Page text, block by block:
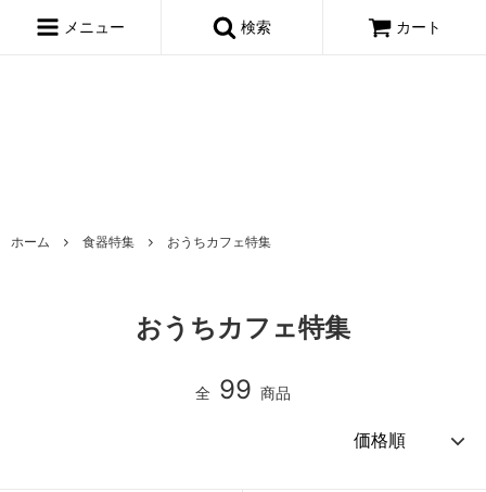
{dataLayer.push(arguments);} gtag('js', new Date()); gtag('config',
メニュー 検索 カート
ホーム 食器特集 おうちカフェ特集
おうちカフェ特集
全 99 商品